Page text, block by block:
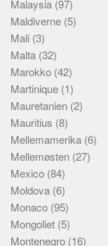
Malaysia (97)
Maldiverne (5)
Mali (3)
Malta (32)
Marokko (42)
Martinique (1)
Mauretanien (2)
Mauritius (8)
Mellemamerika (6)
Mellemøsten (27)
Mexico (84)
Moldova (6)
Monaco (95)
Mongoliet (5)
Montenegro (16)